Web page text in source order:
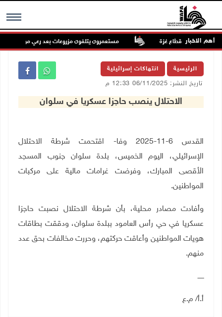
MENU أهم الاخبار مستعمرون يتلفون مزروعات بعد رعي مواشيهم في
الرئيسية انتهاكات إسرائيلية
تاريخ النشر: 06/11/2025 12:33 م
الاحتلال ينصب حاجزا عسكريا في سلوان
القدس 6-11-2025 وفا- اقتحمت شرطة الاحتلال
الإسرائيلي، اليوم الخميس، بلدة سلوان جنوب المسجد
الأقصى المبارك، وفرضت غرامات مالية على مركبات
المواطنين.
وأفادت مصادر محلية، بأن شرطة الاحتلال نصبت حاجزا
عسكريا في حي رأس العامود ببلدة سلوان، ودققت بطاقات
هويات المواطنين وأعاقت حركتهم، وحررت مخالفات بحق عدد
منهم.
ــــــ
أ.أ/ م.ع